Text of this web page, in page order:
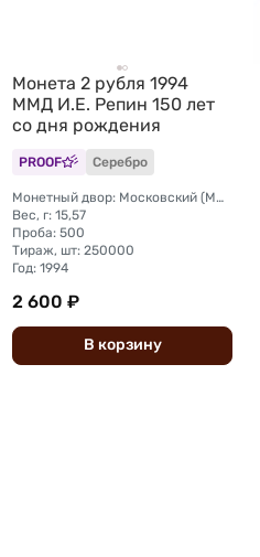
Монета 2 рубля 1994
ММД И.Е. Репин 150 лет
со дня рождения
PROOF Серебро
Монетный двор: Московский (ММД)
Вес, г: 15,57
Проба: 500
Тираж, шт: 250000
Год: 1994
2 600 ₽
В корзину